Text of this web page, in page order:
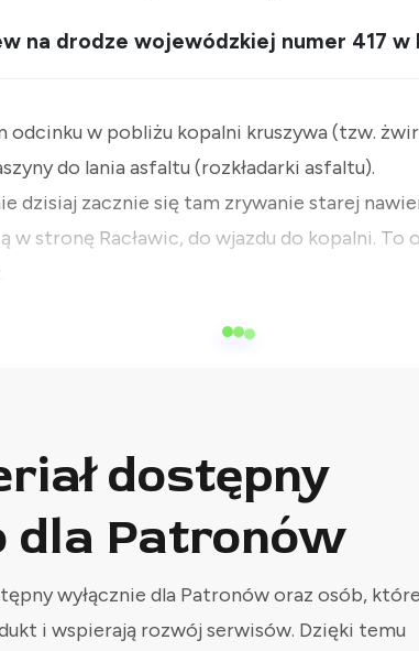
na drodze wojewódzkiej numer 417 w
odcinku w pobliżu kopalni kruszywa (tzw.
do lania asfaltu (rozkładarki asfaltu).
dzisiaj zacznie się tam zrywanie starej
w stronę Racławic, do wjazdu do kopalni. To
dostępny
dla Patronów
wyłącznie dla Patronów oraz osób, które
i wspierają rozwój serwisów. Dzięki temu